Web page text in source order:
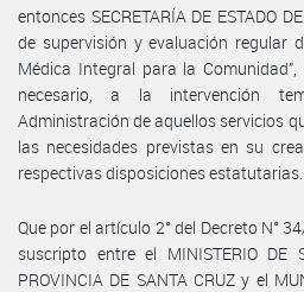
entonces SECRETARÍA DE ESTADO
de supervisión y evaluación regular
Médica Integral para la
necesario, a la intervención
Administración de aquellos servicios
las necesidades previstas en su
respectivas disposiciones estatutarias.
Que por el artículo 2° del Decreto N°
suscripto entre el MINISTERIO DE
PROVINCIA DE SANTA CRUZ y el